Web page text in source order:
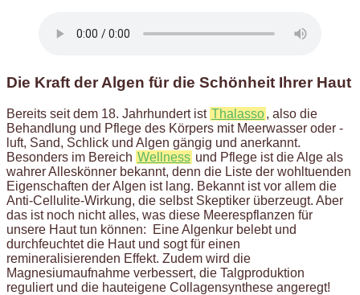
Die Kraft der Algen für die Schönheit Ihrer Haut
Bereits seit dem 18. Jahrhundert ist Thalasso, also die
Behandlung und Pflege des Körpers mit Meerwasser oder -
luft, Sand, Schlick und Algen gängig und anerkannt.
Besonders im Bereich Wellness und Pflege ist die Alge als
wahrer Alleskönner bekannt, denn die Liste der wohltuenden
Eigenschaften der Algen ist lang. Bekannt ist vor allem die
Anti-Cellulite-Wirkung, die selbst Skeptiker überzeugt. Aber
das ist noch nicht alles, was diese Meerespflanzen für
unsere Haut tun können: Eine Algenkur belebt und
durchfeuchtet die Haut und sogt für einen
remineralisierenden Effekt. Zudem wird die
Magnesiumaufnahme verbessert, die Talgproduktion
reguliert und die hauteigene Collagensynthese angeregt!